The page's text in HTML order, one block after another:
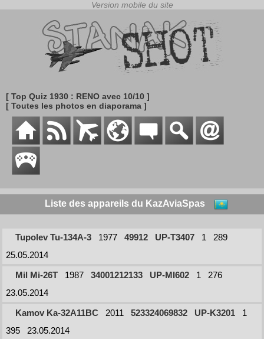
[ Top Quiz 1930 : RENO avec 10/10 ]
[ Toutes les photos en diaporama ]
Liste des appareils du KazAviaSpas
Tupolev Tu-134A-3 1977 49912 UP-T3407 1
289
25.05.2014
Mil Mi-26T
1987 34001212133 UP-MI602 1
276
23.05.2014
Kamov Ka-32A11BC
2011 523324069832 UP-K3201
1
395
23.05.2014